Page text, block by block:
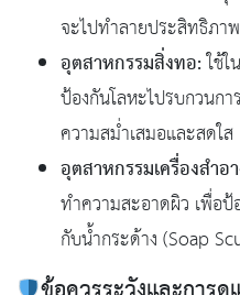
จะไปทำลายประสิทธิภา
อุตสาหกรรมสิ่งทอ:ใช้
ป้องกันโลหะไปรบกวนก
ความสม่ำเสมอและสดใส
อุตสาหกรรมเครื่องสำอ
ทำความสะอาดผิว เพื่อป้
กับน้ำกระด้าง (Soap